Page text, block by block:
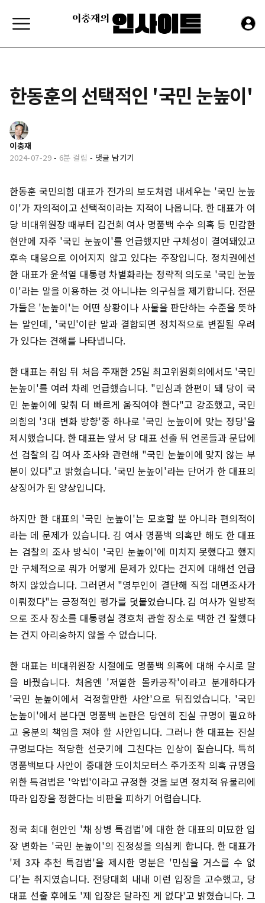
한동훈의 선택적인 '국민 눈높이'
이충재
2024-07-29 - 6분 걸림 - 댓글 남기기
한동훈 국민의힘 대표가 전가의 보도처럼 내세우는 '국민 눈높
이'가 자의적이고 선택적이라는 지적이 나옵니다. 한 대표가 여
당 비대위원장 때부터 김건희 여사 명품백 수수 의혹 등 민감한
현안에 자주 '국민 눈높이'를 언급했지만 구체성이 결여돼있고
후속 대응으로 이어지지 않고 있다는 주장입니다. 정치권에선
한 대표가 윤석열 대통령 차별화라는 정략적 의도로 '국민 눈높
이'라는 말을 이용하는 것 아니냐는 의구심을 제기합니다. 전문
가들은 '눈높이'는 어떤 상황이나 사물을 판단하는 수준을 뜻하
는 말인데, '국민'이란 말과 결합되면 정치적으로 변질될 우려
가 있다는 견해를 나타냅니다.
한 대표는 취임 뒤 처음 주재한 25일 최고위원회의에서도 '국민
눈높이'를 여러 차례 언급했습니다. "민심과 한편이 돼 당이 국
민 눈높이에 맞춰 더 빠르게 움직여야 한다"고 강조했고, 국민
의힘의 '3대 변화 방향'중 하나로 '국민 눈높이에 맞는 정당'을
제시했습니다. 한 대표는 앞서 당 대표 선출 뒤 언론들과 문답에
선 검찰의 김 여사 조사와 관련해 "국민 눈높이에 맞지 않는 부
분이 있다"고 밝혔습니다. '국민 눈높이'라는 단어가 한 대표의
상징어가 된 양상입니다.
하지만 한 대표의 '국민 눈높이'는 모호할 뿐 아니라 편의적이
라는 데 문제가 있습니다. 김 여사 명품백 의혹만 해도 한 대표
는 검찰의 조사 방식이 '국민 눈높이'에 미치지 못했다고 했지
만 구체적으로 뭐가 어떻게 문제가 있다는 건지에 대해선 언급
하지 않았습니다. 그러면서 "영부인이 결단해 직접 대면조사가
이뤄졌다"는 긍정적인 평가를 덧붙였습니다. 김 여사가 일방적
으로 조사 장소를 대통령실 경호처 관할 장소로 택한 건 잘했다
는 건지 아리송하지 않을 수 없습니다.
한 대표는 비대위원장 시절에도 명품백 의혹에 대해 수시로 말
을 바꿨습니다. 처음엔 '저열한 몰카공작'이라고 분개하다가
'국민 눈높이에서 걱정할만한 사안'으로 뒤집었습니다. '국민
눈높이'에서 본다면 명품백 논란은 당연히 진실 규명이 필요하
고 응분의 책임을 져야 할 사안입니다. 그러나 한 대표는 진실
규명보다는 적당한 선긋기에 그친다는 인상이 짙습니다. 특히
명품백보다 사안이 중대한 도이치모터스 주가조작 의혹 규명을
위한 특검법은 '악법'이라고 규정한 것을 보면 정치적 유불리에
따라 입장을 정한다는 비판을 피하기 어렵습니다.
정국 최대 현안인 '채 상병 특검법'에 대한 한 대표의 미묘한 입
장 변화는 '국민 눈높이'의 진정성을 의심케 합니다. 한 대표가
'제 3자 추천 특검법'을 제시한 명분은 '민심을 거스를 수 없
다'는 취지였습니다. 전당대회 내내 이런 입장을 고수했고, 당
대표 선출 후에도 '제 입장은 달라진 게 없다'고 밝혔습니다. 그